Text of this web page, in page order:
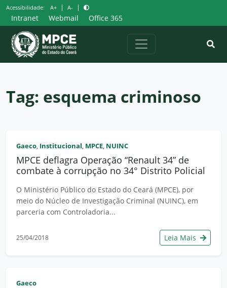
Pular
para
o
conteúdo
Acessibilidade: A+ | A- |
Intranet Webmail Office 365
Tag: esquema criminoso
Gaeco, Institucional, MPCE, NUINC
MPCE deflagra Operação “Renault 34” de
combate à corrupção no 34° Distrito Policial
O Ministério Público do Estado do Ceará (MPCE), por
meio do Núcleo de Investigação Criminal (NUINC), em
parceria com Controladoria...
25/04/2018 Leia Mais
Gaeco